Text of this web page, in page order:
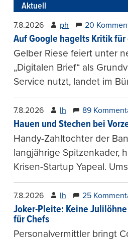
Aktuell
7.8.2026 ph 20
Auf Google hagelts Kritik für
Gelber Riese feiert unter
„Digitalen Brief“ als
Service nutzt, landet im
7.8.2026 lh 89
Hauen und Stechen bei
Handy-Zahltochter der
langjährige Spitzenkader,
Krisen-Startup Yapeal.
7.8.2026 lh 25
Joker-Pleite: Keine
für Chefs
Personalvermittler bringt